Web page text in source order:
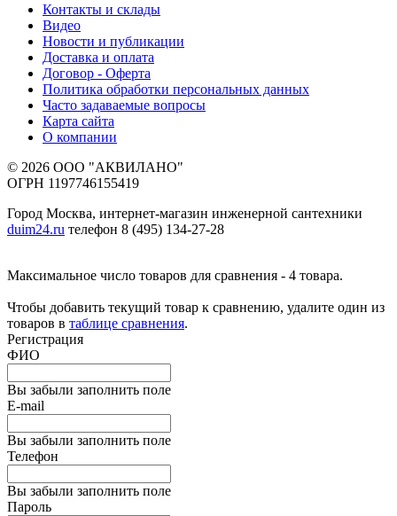
Контакты и склады
Видео
Новости и публикации
Доставка и оплата
Договор - Оферта
Политика обработки персональных данных
Часто задаваемые вопросы
Карта сайта
О компании
© 2026 ООО "АКВИЛАНО"
ОГРН 1197746155419
Город Москва, интернет-магазин инженерной сантехники
duim24.ru телефон 8 (495) 134-27-28
Максимальное число товаров для сравнения - 4 товара.
Чтобы добавить текущий товар к сравнению, удалите один из
товаров в таблице сравнения.
Регистрация
ФИО
Вы забыли заполнить поле
E-mail
Вы забыли заполнить поле
Телефон
Вы забыли заполнить поле
Пароль